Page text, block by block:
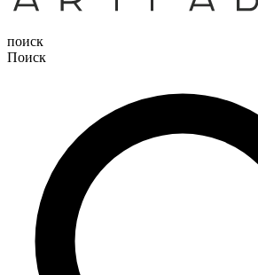
поиск
Поиск